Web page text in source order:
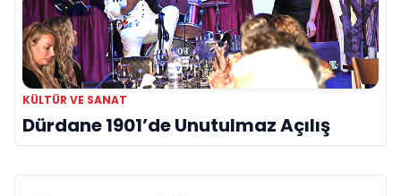
KÜLTÜR VE SANAT
Dürdane 1901’de Unutulmaz Açılış